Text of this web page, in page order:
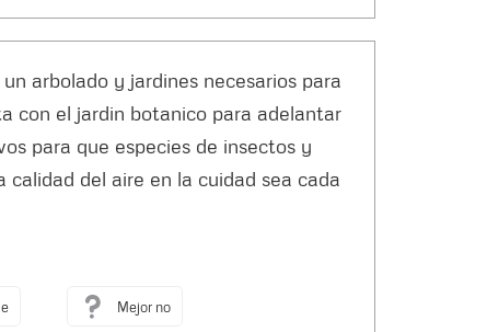
arbolado y jardines necesarios para
con el jardin botanico para adelantar
para que especies de insectos y
del aire en la cuidad sea cada
Mejor no